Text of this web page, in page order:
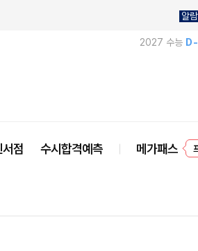
알
2027 수능
점 수시합격예측 메가패스